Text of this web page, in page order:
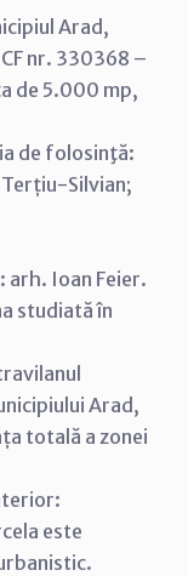
Arad,
nr. 330368 –
de 5.000 mp,
de folosinţă:
Silvian;
arh. Ioan Feier.
studiată în
Arad,
totală a zonei
este